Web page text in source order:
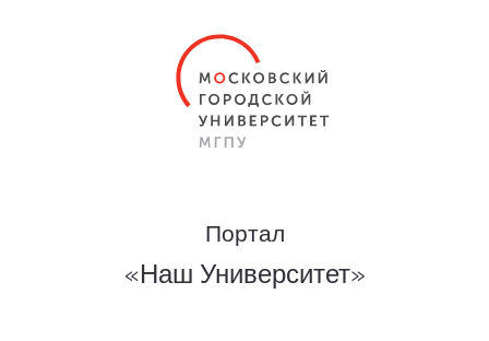
Портал
«Наш Университет»